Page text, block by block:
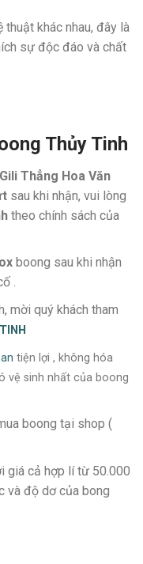
thuật khác nhau, đây là
sự độc đáo và chất
Thủy Tinh
Thẳng Hoa Văn
sau khi nhận, vui lòng
theo chính sách của
boong sau khi nhận
.
mời quý khách tham
tiện lợi , không hóa
vệ sinh nhất của boong
boong tại shop (
giá cả hợp lí từ 50.000
và độ dơ của bong